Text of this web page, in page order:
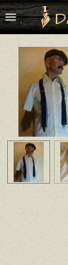
Passer
au
contenu